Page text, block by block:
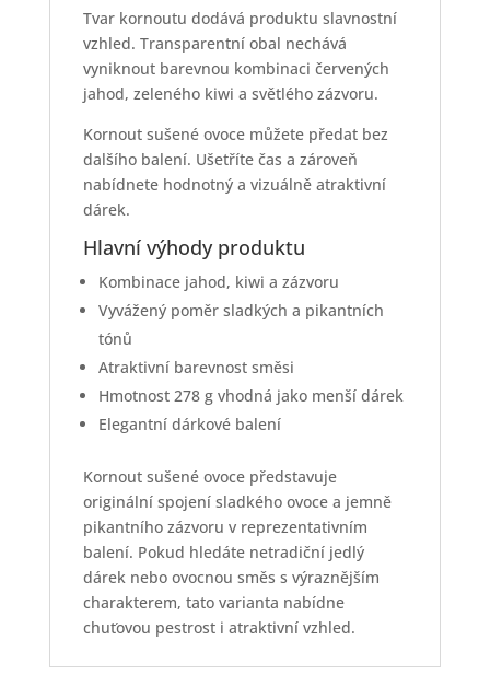
Tvar kornoutu dodává produktu slavnostní
vzhled. Transparentní obal nechává
vyniknout barevnou kombinaci červených
jahod, zeleného kiwi a světlého zázvoru.
Kornout sušené ovoce můžete předat bez
dalšího balení. Ušetříte čas a zároveň
nabídnete hodnotný a vizuálně atraktivní
dárek.
Hlavní výhody produktu
Kombinace jahod, kiwi a zázvoru
Vyvážený poměr sladkých a pikantních
tónů
Atraktivní barevnost směsi
Hmotnost 278 g vhodná jako menší dárek
Elegantní dárkové balení
Kornout sušené ovoce představuje
originální spojení sladkého ovoce a jemně
pikantního zázvoru v reprezentativním
balení. Pokud hledáte netradiční jedlý
dárek nebo ovocnou směs s výraznějším
charakterem, tato varianta nabídne
chuťovou pestrost i atraktivní vzhled.